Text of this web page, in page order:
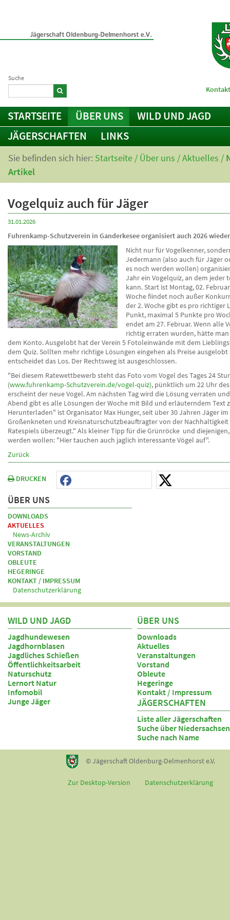
Suche
STARTSEITE ÜBER UNS
WILD UND JAGD
JÄGERSCHAFTEN
LINKS
Sie befinden sich hier: Startseite / Über uns /Aktuelles /
Artikel
Vogelquiz auch für Jäger
31.01.2026
Fuhrenkamp-Schutzverein in Ganderkesee organisiert auch 2026
Nicht nur für Vogelkenner,
Jedermann (also auch für Jäger
es noch werden wollen)
Jahr ein Vogelquiz, an dem jeder
kann. Start ist Montag, 02.
Woche fiindet noch außer
der 2. Woche gibt es pro richtiger
Punkt, maximal 5 Punkte pro
endet am 27. Februar. Wenn alle
richtig erraten wurden, hätte
dem Konto. Ausgelobt hat der Verein 5 Fotoleinwände mit dem
dem Quiz. Sollten mehr richtige Lösungen eingehen als Preise ausgelobt
entscheidet das Los. Der Rechtsweg ist ausgeschlossen.
"Bei diesem Ratewettbewerb steht das Foto vom Vogel des Tages 24
(www.fuhrenkamp-Schutzverein.de/vogel-quiz), pünktlich um 22 Uhr
erscheint der neue Vogel. Am nächsten Tag wird die Lösung verraten
Abend gibt es alle Lösungen der Woche mit Bild und erläuterndem Text
Herunterladen" ist Organisator Max Hunger, seit über 30 Jahren Jäger im
Großenkneten und Kreisnaturschutzbeauftragter von der Nachhaltigkeit
Ratespiels überzeugt." Als kleiner Tipp für die Grünröcke und
werden wollen: "Hier tauchen auch jaglich interessante Vögel auf".
Zurück
DRUCKEN
ÜBER UNS
DOWNLOADS
AKTUELLES
News-Archiv
VERANSTALTUNGEN
VORSTAND
OBLEUTE
HEGERINGE
KONTAKT / IMPRESSUM
Datenschutzerklärung
WILD UND JAGD
Jagdhundewesen
Jagdhornblasen
Jagdliches Schießen
Öffentlichkeitsarbeit
Naturschutz
Lernort Natur
Infomobil
Junge Jäger
ÜBER UNS
Downloads
Aktuelles
Veranstaltungen
Vorstand
Obleute
Hegeringe
Kontakt / Impressum
JÄGERSCHAFTEN
Liste aller Jägerschaften
Suche über
Suche nach Name
© Jägerschaft Oldenburg-Delmenhorst e.V.
Zur Desktop-Version Datenschutzerklärung